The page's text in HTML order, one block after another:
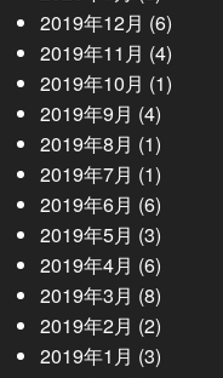
2019年12月 (6)
2019年11月 (4)
2019年10月 (1)
2019年9月 (4)
2019年8月 (1)
2019年7月 (1)
2019年6月 (6)
2019年5月 (3)
2019年4月 (6)
2019年3月 (8)
2019年2月 (2)
2019年1月 (3)